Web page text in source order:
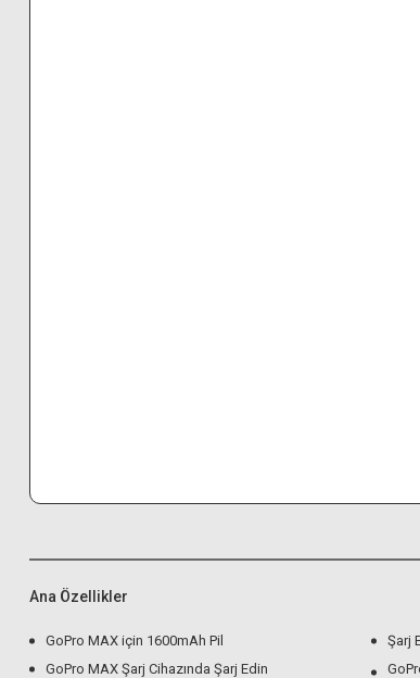
Ana Özellikler
GoPro MAX için 1600mAh Pil
Şarj
GoPro MAX Şarj Cihazında Şarj Edin